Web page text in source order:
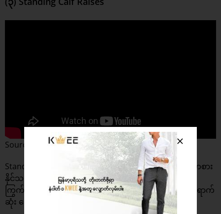
Source : PureGym
Standing Calf Raises လေ့ကျင့်ခန်းက Mechine သုံးပြီး ကစား
နိုင်သလို Barbell နဲ့လည်း ကစားလို့ ရပါတယ်။ ခြေသလုံး
ကြွက်သားတွေရဲ့ ကြံ့ခိုင်မှုနဲ့ ခံနိုင်ရည်ကို တိုးစေမယ့် အထိရောက်
ဆုံး လေ့ကျင့်ခန်း ဖြစ်ပါတယ်။